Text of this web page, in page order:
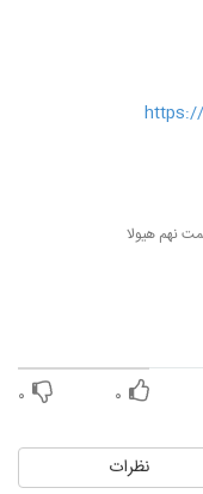
نهم هیولا
۰ ۰
نظرات